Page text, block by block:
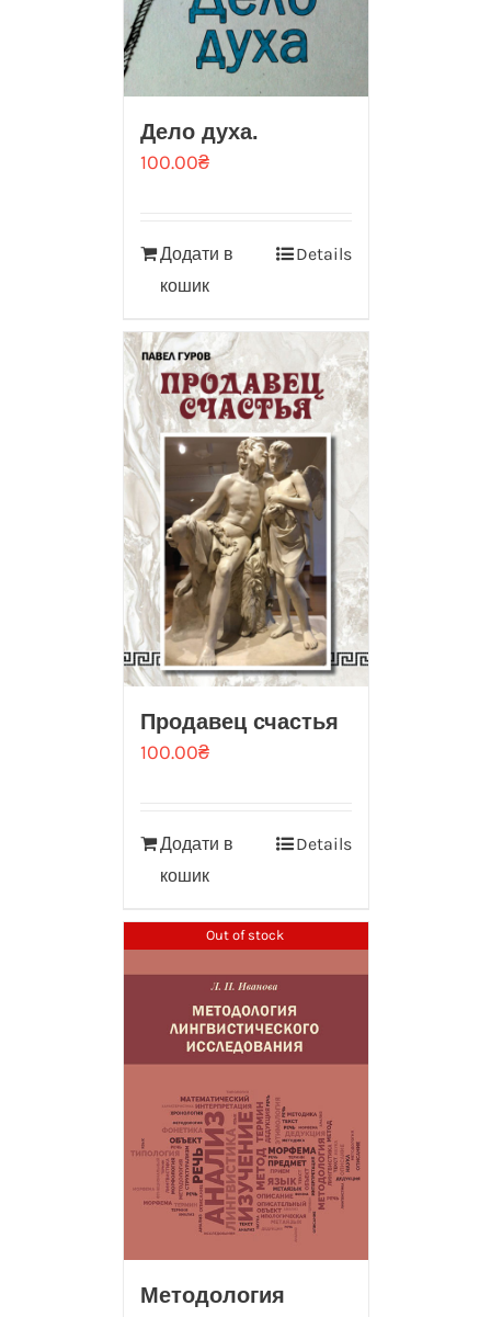
Дело духа.
100.00₴
Додати в
кошик
Details
Продавец счастья
100.00₴
Додати в
кошик
Details
Out of stock
Методология